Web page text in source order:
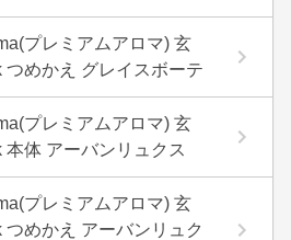
プレミアムアロマ) 玄
めかえ グレイスボーテ
プレミアムアロマ) 玄
体 アーバンリュクス
プレミアムアロマ) 玄
めかえ アーバンリュク